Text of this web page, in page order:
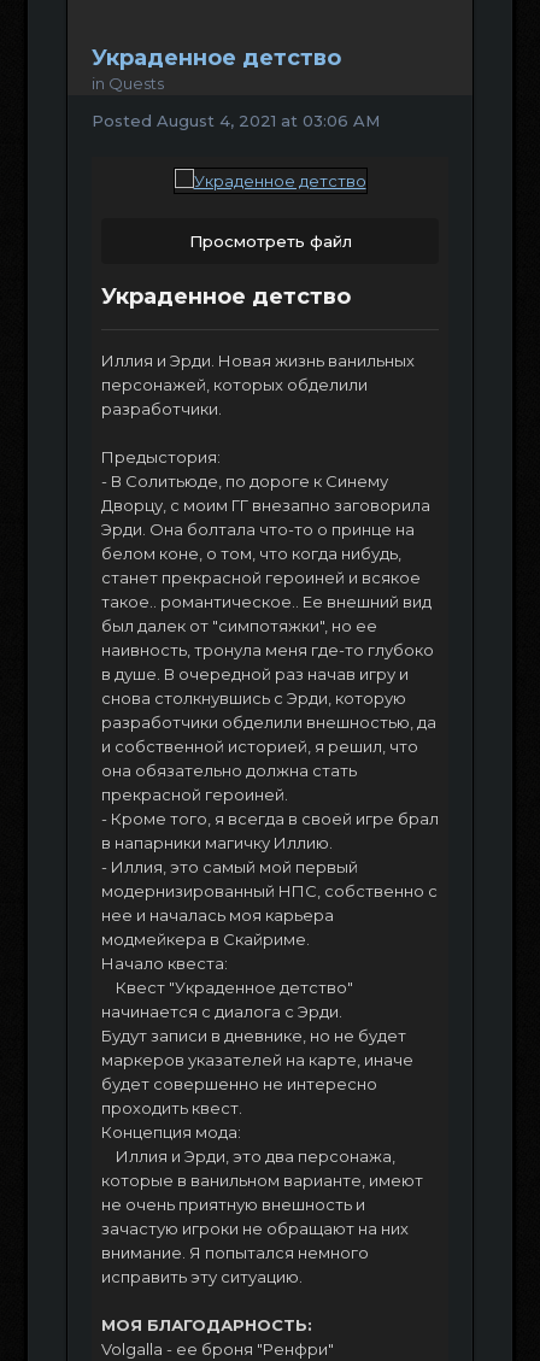
Украденное детство
in Quests
Posted August 4, 2021 at 03:06 AM
Просмотреть файл
Украденное детство
Иллия и Эрди. Новая жизнь ванильных
персонажей, которых обделили
разработчики.
Предыстория:
- В Солитьюде, по дороге к Синему
Дворцу, с моим ГГ внезапно заговорила
Эрди. Она болтала что-то о принце на
белом коне, о том, что когда нибудь,
станет прекрасной героиней и всякое
такое.. романтическое.. Ее внешний вид
был далек от "симпотяжки", но ее
наивность, тронула меня где-то глубоко
в душе. В очередной раз начав игру и
снова столкнувшись с Эрди, которую
разработчики обделили внешностью, да
и собственной историей, я решил, что
она обязательно должна стать
прекрасной героиней.
- Кроме того, я всегда в своей игре брал
в напарники магичку Иллию.
- Иллия, это самый мой первый
модернизированный НПС, собственно с
нее и началась моя карьера
модмейкера в Скайриме.
Начало квеста:
Квест "Украденное детство"
начинается с диалога с Эрди.
Будут записи в дневнике, но не будет
маркеров указателей на карте, иначе
будет совершенно не интересно
проходить квест.
Концепция мода:
Иллия и Эрди, это два персонажа,
которые в ванильном варианте, имеют
не очень приятную внешность и
зачастую игроки не обращают на них
внимание. Я попытался немного
исправить эту ситуацию.
МОЯ БЛАГОДАРНОСТЬ:
Volgalla - ее броня "Ренфри"